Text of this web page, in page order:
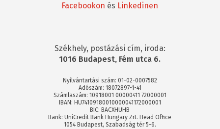
Facebookon és Linkedinen
Székhely, postázási cím, iroda:
1016 Budapest, Fém utca 6.
Nyilvántartási szám: 01-02-0007582
Adószám: 18072897-1-41
Számlaszám: 10918001 00000411 72000001
IBAN: HU74109180010000041172000001
BIC: BACXHUHB
Bank: UniCredit Bank Hungary Zrt. Head Office
1054 Budapest, Szabadság tér 5-6.